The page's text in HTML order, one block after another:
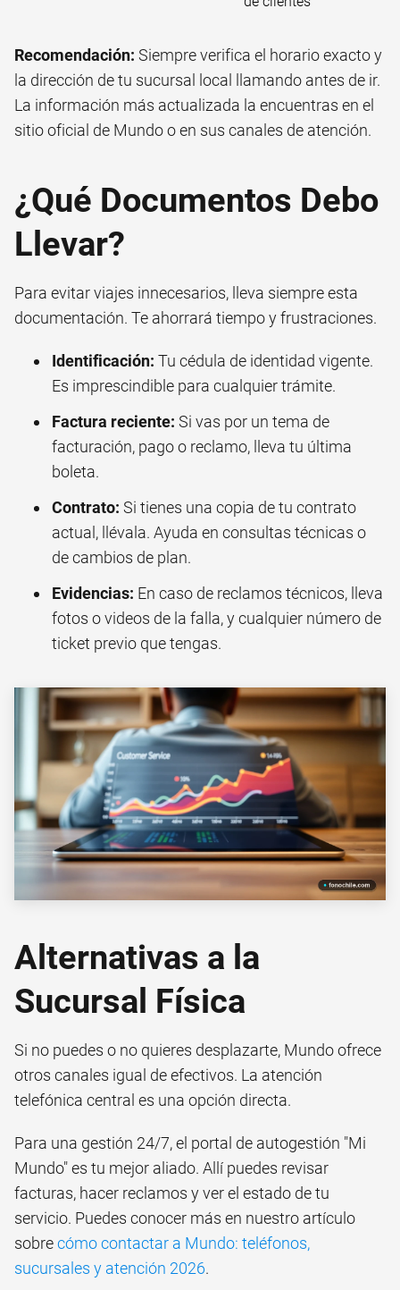
Recomendación: Siempre verifica el horario exacto y
la dirección de tu sucursal local llamando antes de ir.
La información más actualizada la encuentras en el
sitio oficial de Mundo o en sus canales de atención.
¿Qué Documentos Debo
Llevar?
Para evitar viajes innecesarios, lleva siempre esta
documentación. Te ahorrará tiempo y frustraciones.
Identificación: Tu cédula de identidad vigente.
Es imprescindible para cualquier trámite.
Factura reciente: Si vas por un tema de
facturación, pago o reclamo, lleva tu última
boleta.
Contrato: Si tienes una copia de tu contrato
actual, llévala. Ayuda en consultas técnicas o
de cambios de plan.
Evidencias: En caso de reclamos técnicos, lleva
fotos o videos de la falla, y cualquier número de
ticket previo que tengas.
Alternativas a la
Sucursal Física
Si no puedes o no quieres desplazarte, Mundo ofrece
otros canales igual de efectivos. La atención
telefónica central es una opción directa.
Para una gestión 24/7, el portal de autogestión "Mi
Mundo" es tu mejor aliado. Allí puedes revisar
facturas, hacer reclamos y ver el estado de tu
servicio. Puedes conocer más en nuestro artículo
sobrecómo contactar a Mundo: teléfonos,
sucursales y atención 2026.